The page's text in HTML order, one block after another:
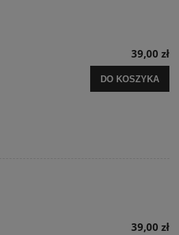
39,00 zł
DO KOSZYKA
39,00 zł